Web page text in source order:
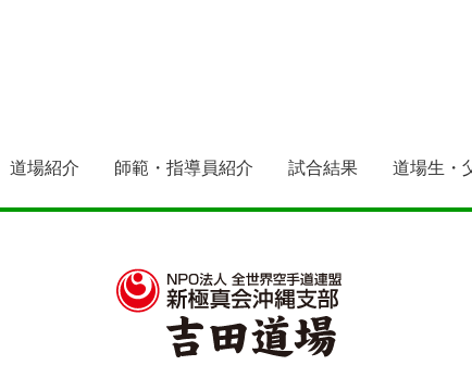
道場紹介 師範・指導員紹介 試合結果 道場生・